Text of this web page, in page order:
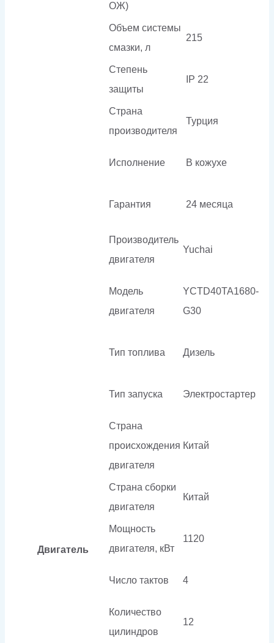
ОЖ)
Объем системы
смазки, л
215
Степень
защиты
IP 22
Страна
производителя
Турция
Исполнение В кожухе
Гарантия 24 месяца
Двигатель
Производитель
двигателя
Yuchai
Модель
двигателя
YCTD40TA1680-
G30
Тип топлива Дизель
Тип запуска Электростартер
Страна
происхождения
двигателя
Китай
Страна сборки
двигателя
Китай
Мощность
двигателя, кВт
1120
Число тактов 4
Количество
цилиндров
12